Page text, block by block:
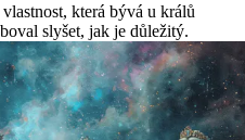
která bývá u králů
slyšet, jak je důležitý.